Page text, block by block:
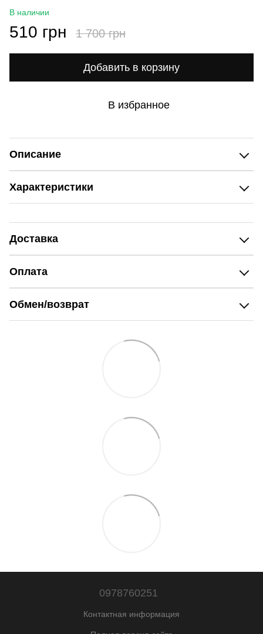
В наличии
510 грн 1 700 грн
Добавить в корзину
В избранное
Описание
Характеристики
Доставка
Оплата
Обмен/возврат
0978760251
Контактная информация